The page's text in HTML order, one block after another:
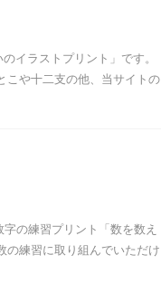
イラストプリント」です。
こや十二支の他、当サイトの
の練習プリント「数を数え
の練習に取り組んでいただけ